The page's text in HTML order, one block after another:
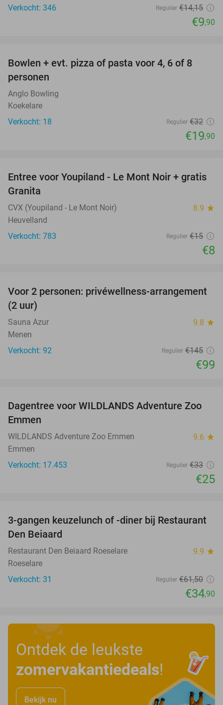
Verkocht: 346
Regulier €14,15
€9,90
Bowlen + evt. pizza of pasta voor 4, 6 of 8
personen
Anglo Bowling
Koekelare
Verkocht: 18
Regulier €32
€19,90
47%
Entree voor Youpiland - Le Mont Noir + gratis
Granita
CVX (Youpiland - Le Mont Noir) 8.9 star
Heuvelland
Verkocht: 783
Regulier €15
€8
32%
Voor 2 personen: privéwellness-arrangement
(2 uur)
Sauna Azur 9.8 star
Menen
Verkocht: 92
Regulier €145
€99
24%
Dagentree voor WILDLANDS Adventure Zoo
Emmen
WILDLANDS Adventure Zoo Emmen 9.6 star
Emmen
Verkocht: 17.453
Regulier €33
€25
43%
3-gangen keuzelunch of -diner bij Restaurant
Den Beiaard
Restaurant Den Beiaard Roeselare 9.9 star
Roeselare
Verkocht: 31
Regulier €61,50
€34,90
Ontdek de leukste
zomervakantiedeals!
Bekijk nu